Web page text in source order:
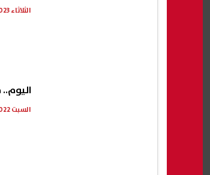
الثلاثاء 10/01/2023 09:40 ص
اليوم.. قطع
السبت 26/11/2022 09:48 ص
الزمنية للعام الدراسي الجديد